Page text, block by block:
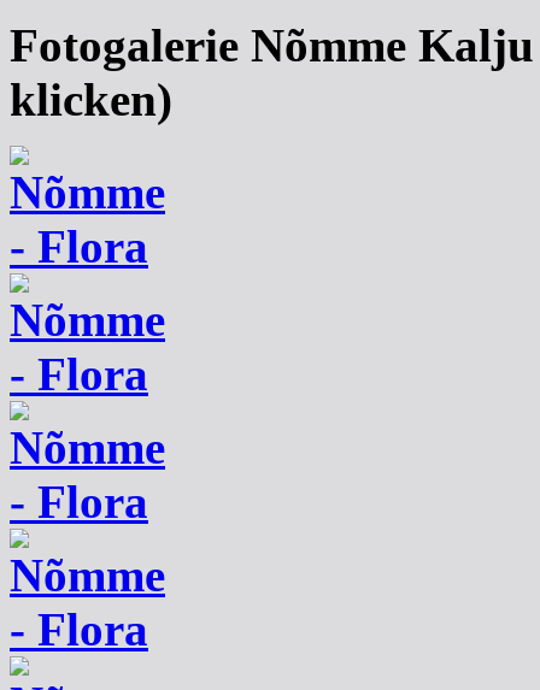
Fotogalerie Nõmme
klicken)